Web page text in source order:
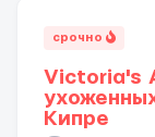
срочно
Victoria's
Кипре